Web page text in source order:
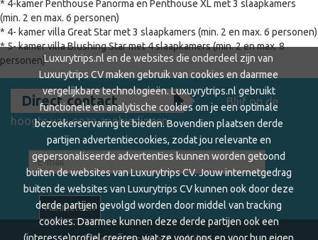
Luxurytrips.nl en de websites die onderdeel zijn van
Luxurytrips CV maken gebruik van cookies en daarmee
vergelijkbare technologieën. Luxuyrytrips.nl gebruikt
functionele en analytische cookies om je een optimale
bezoekerservaring te bieden. Bovendien plaatsen derde
partijen advertentiecookies, zodat jou relevante en
gepersonaliseerde advertenties kunnen worden getoond
buiten de websites van Luxurytrips CV. Jouw internetgedrag
buiten de websites van Luxurytrips CV kunnen ook door deze
derde partijen gevolgd worden door middel van tracking
cookies. Daarmee kunnen deze derde partijen ook een
* 4-kamer Penthouse Panorma en Penthouse XL met 3 slaapkamers
(min. 2 en max. 6 personen)
* 4- kamer villa Great Star met 3 slaapkamers (min. 2 en max. 6 personen)
* 5- kamer villa Blushing Star met 4 slaapkamers (min. 2 en max. 8
personen)
Direct contact
Blijf op de
hoogte van onze aanbiedingen